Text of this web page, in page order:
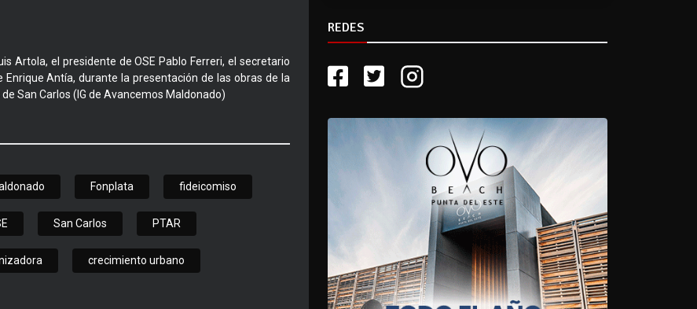
Artola, el presidente de OSE Pablo Ferreri, el secretario
Antía, durante la presentación de las obras de la
San Carlos (IG de Avancemos Maldonado)
Fonplata fideicomiso
San Carlos PTAR
crecimiento urbano
REDES